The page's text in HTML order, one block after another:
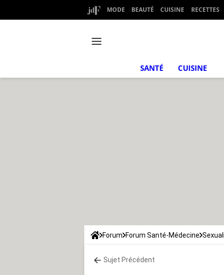
MODE BEAUTÉ CUISINE RECETTES
SANTÉ CUISINE
Forum Forum Santé-Médecine
Sujet Précédent